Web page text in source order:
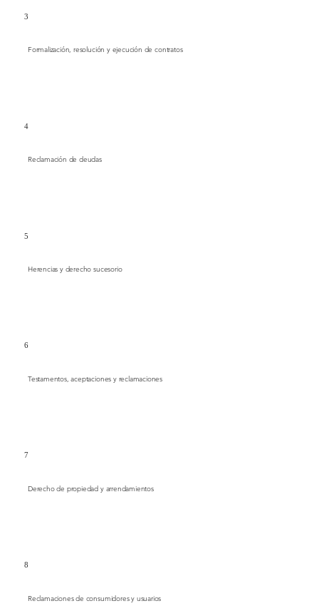
Formalización, resolución y ejecución de contratos
3
Reclamación de deudas
4
Herencias y derecho sucesorio
5
Testamentos, aceptaciones y reclamaciones
6
Derecho de propiedad y arrendamientos
7
Reclamaciones de consumidores y usuarios
8